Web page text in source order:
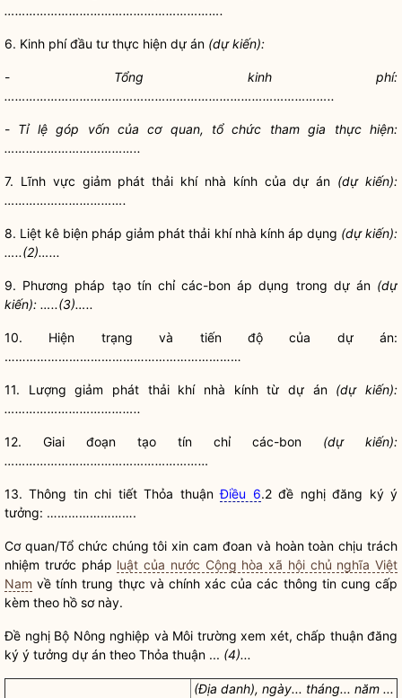
…………………………………………………….
6. Kinh phí đầu tư thực hiện dự án (dự kiến):
- Tổng kinh phí:
………………………………………………………………………………..
- Tỉ lệ góp vốn của cơ quan, tổ chức tham gia thực hiện:
………………………………..
7. Lĩnh vực giảm phát thải khí nhà kính của dự án (dự kiến):
…………………………….
8. Liệt kê biện pháp giảm phát thải khí nhà kính áp dụng (dự kiến):
…..(2)…...
9. Phương pháp tạo tín chỉ các-bon áp dụng trong dự án (dự
kiến): …..(3)…..
10. Hiện trạng và tiến độ của dự án:
…………………………………………………………
11. Lượng giảm phát thải khí nhà kính từ dự án (dự kiến):
………………………………..
12. Giai đoạn tạo tín chỉ các-bon (dự kiến):
…………………………………………………
13. Thông tin chi tiết Thỏa thuậnĐiều 6.2 đề nghị đăng ký ý
tưởng: …………………….
Cơ quan/Tổ chức chúng tôi xin cam đoan và hoàn toàn chịu trách
nhiệm trước pháp luật của nước Cộng hòa xã hội chủ nghĩa Việt
Nam về tính trung thực và chính xác của các thông tin cung cấp
kèm theo hồ sơnày.
Đề nghị Bộ Nông nghiệp và Môi trường xem xét, chấp thuậnđăng
ký ý tưởng dự án theo Thỏa thuận ... (4)...
(Địa danh), ngày... tháng... năm ...